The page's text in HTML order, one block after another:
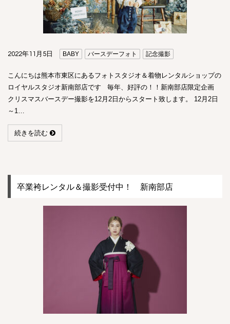
2022年11月5日 BABY バースデーフォト 記念撮影
こんにちは熊本市東区にあるフォトスタジオ＆着物レンタルショップの
ロイヤルスタジオ新南部店です 毎年、好評の！！新南部店限定企画
クリスマスバースデー撮影を12月2日からスタート致します。 12月2日
～1…
続きを読む
卒業袴レンタル＆撮影受付中！ 新南部店